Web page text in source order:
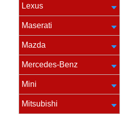
Lexus
Maserati
Mazda
Mercedes-Benz
Mini
Mitsubishi